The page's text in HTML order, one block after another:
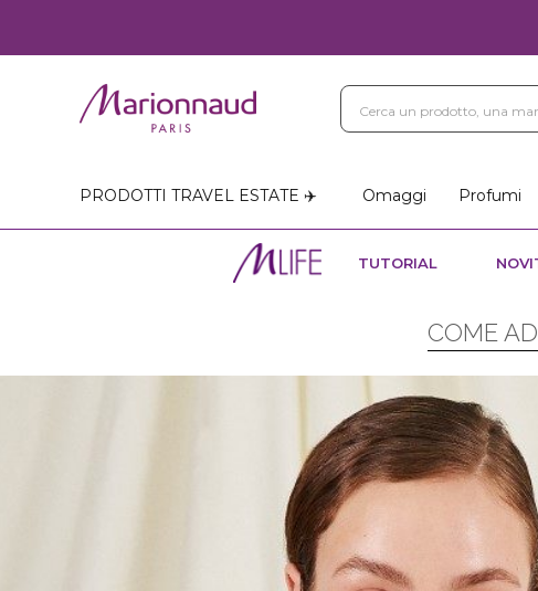
PRODOTTI TRAVEL ESTATE ✈️ Omaggi Profumi
TUTORIAL
COME